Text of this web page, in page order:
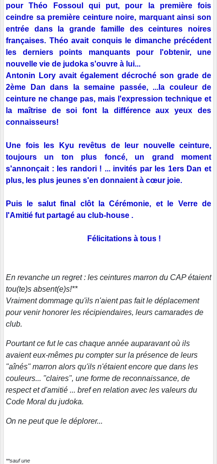
pour Théo Fossoul qui put, pour la première fois
ceindre sa première ceinture noire, marquant ainsi son
entrée dans la grande famille des ceintures noires
françaises. Théo avait conquis le dimanche précédent
les derniers points manquants pour l'obtenir, une
nouvelle vie de judoka s'ouvre à lui...
Antonin Lory avait également décroché son grade de
2ème Dan dans la semaine passée, ...la couleur de
ceinture ne change pas, mais l'expression technique et
la maîtrise de soi font la différence aux yeux des
connaisseurs!
Une fois les Kyu revêtus de leur nouvelle ceinture,
toujours un ton plus foncé, un grand moment
s'annonçait : les randori ! ... invités par les 1ers Dan et
plus, les plus jeunes s'en donnaient à cœur joie.
Puis le salut final clôt la Cérémonie, et le Verre de
l'Amitié fut partagé au club-house .
Félicitations à tous !
En revanche un regret : les ceintures marron du CAP étaient
tou(te)s absent(e)s!**
Vraiment dommage qu'ils n'aient pas fait le déplacement
pour venir honorer les récipiendaires, leurs camarades de
club.
Pourtant ce fut le cas chaque année auparavant où ils
avaient eux-mêmes pu compter sur la présence de leurs
"aînés" marron alors qu'ils n'étaient encore que dans les
couleurs... "claires", une forme de reconnaissance, de
respect et d'amitié ... bref en relation avec les valeurs du
Code Moral du judoka.
On ne peut que le déplorer...
**sauf une